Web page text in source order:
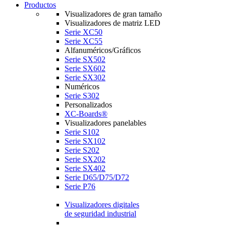
Productos
Visualizadores de gran tamaño
Visualizadores de matriz LED
Serie XC50
Serie XC55
Alfanuméricos/Gráficos
Serie SX502
Serie SX602
Serie SX302
Numéricos
Serie S302
Personalizados
XC-Boards®
Visualizadores panelables
Serie S102
Serie SX102
Serie S202
Serie SX202
Serie SX402
Serie D65/D75/D72
Serie P76
Visualizadores digitales
de seguridad industrial